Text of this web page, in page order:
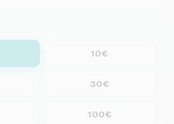
10€
30€
100€